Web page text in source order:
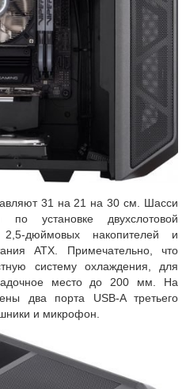
31 на 21 на 30 см. Шасси
по установке двухслотовой
дюймовых накопителей и
ATX. Примечательно, что
систему охлаждения, для
место до 200 мм. На
два порта USB-A третьего
и микрофон.